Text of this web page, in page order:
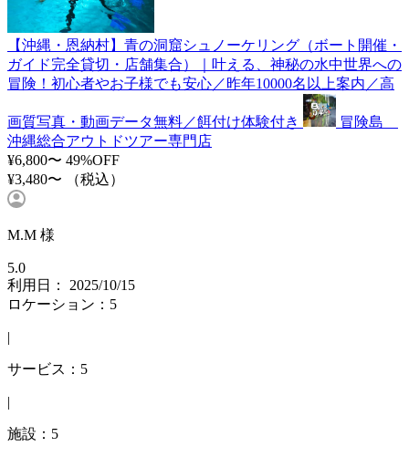
【沖縄・恩納村】青の洞窟シュノーケリング（ボート開催・
ガイド完全貸切・店舗集合）｜叶える、神秘の水中世界への
冒険！初心者やお子様でも安心／昨年10000名以上案内／高
画質写真・動画データ無料／餌付け体験付き
冒険島
沖縄総合アウトドツアー専門店
¥6,800〜 49%OFF
¥3,480〜
（税込）
M.M 様
5.0
利用日： 2025/10/15
ロケーション：5
|
サービス：5
|
施設：5